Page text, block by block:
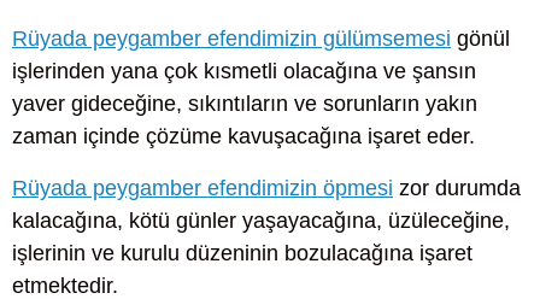
Rüyada peygamber efendimizin gülümsemesi gönül
işlerinden yana çok kısmetli olacağına ve şansın
yaver gideceğine, sıkıntıların ve sorunların yakın
zaman içinde çözüme kavuşacağına işaret eder.
Rüyada peygamber efendimizin öpmesi zor durumda
kalacağına, kötü günler yaşayacağına, üzüleceğine,
işlerinin ve kurulu düzeninin bozulacağına işaret
etmektedir.